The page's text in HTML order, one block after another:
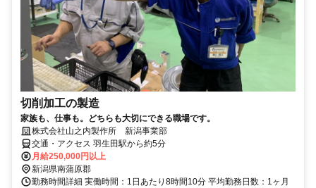
切削加工の製造
家族も、仕事も。どちらも大切にできる職場です。
株式会社山之内製作所 新潟事業部
交通・アクセス 羽生田駅から約5分
月給250,000円以上
新潟県南蒲原郡
勤務時間詳細 実働時間：1日あたり8時間10分 平均勤務日数：1ヶ月